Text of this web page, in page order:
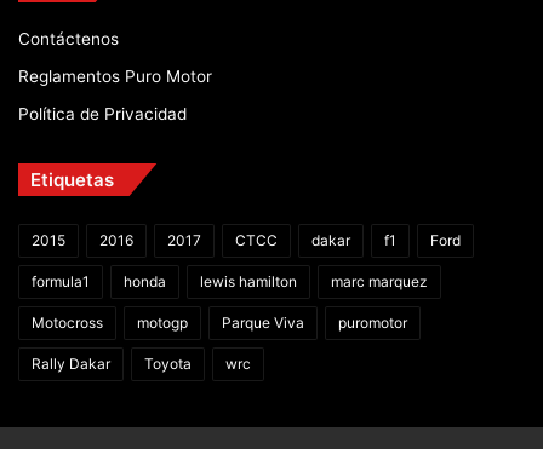
Contáctenos
Reglamentos Puro Motor
Política de Privacidad
Etiquetas
2015 2016 2017 CTCC dakar f1 Ford
formula1 honda lewis hamilton marc marquez
Motocross motogp Parque Viva puromotor
Rally Dakar Toyota wrc